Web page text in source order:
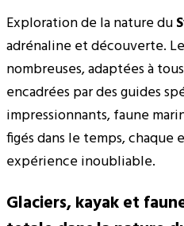
Exploration de la nature du
adrénaline et découverte.
nombreuses, adaptées à
encadrées par des guides
impressionnants, faune
figés dans le temps,
expérience inoubliable.
Glaciers, kayak et